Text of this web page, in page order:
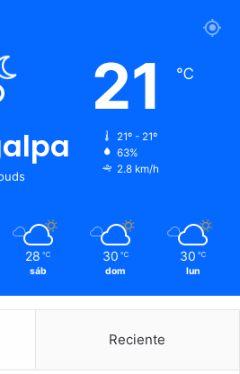
21 ℃
21º - 21º
63%
2.8 km/h
28 ℃
sáb
30 ℃
dom
30 ℃
lun
Reciente